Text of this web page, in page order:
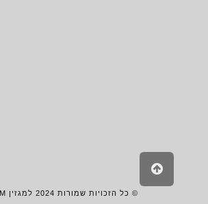
© כל הזכויות שמורות 2024 למגזין PNIM
גלילה
לראש
העמוד